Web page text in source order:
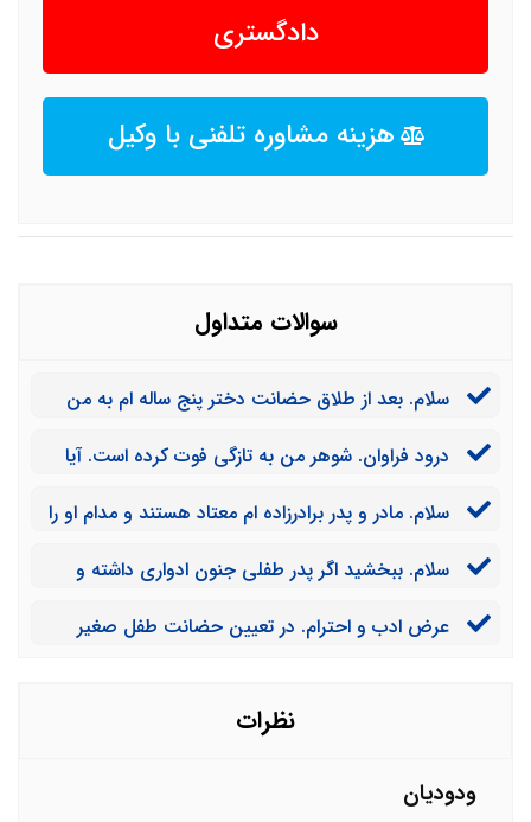
دادگستری
هزینه مشاوره تلفنی با وکیل
سوالات متداول
سلام. بعد از طلاق حضانت دختر پنج ساله ام به من
اینگونه حضانت او به پدرش می رسد؟
درود فراوان. شوهر من به تازگی فوت کرده است. آیا
بگیرد؟سلام. مادر و پدر برادرزاده ام معتاد هستند و مدام او را
سلام. ببخشید اگر پدر طفلی جنون ادواری داشته و
بود؟
عرض ادب و احترام. در تعیین حضانت طفل صغیر
نظرات
ودودیان